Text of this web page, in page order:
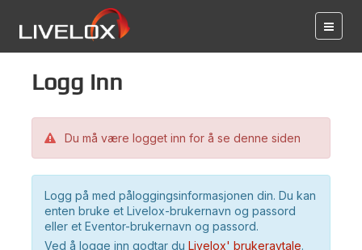
Logg inn
Du må være logget inn for å se denne siden
Logg på med påloggingsinformasjonen din. Du kan
enten bruke et Livelox-brukernavn og passord
eller et Eventor-brukernavn og passord.
Ved å logge inn godtar du Livelox' brukeravtale.